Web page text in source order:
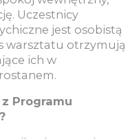
Uczestnicy
jest osobistą
warsztatu otrzymują
ich w
Programu